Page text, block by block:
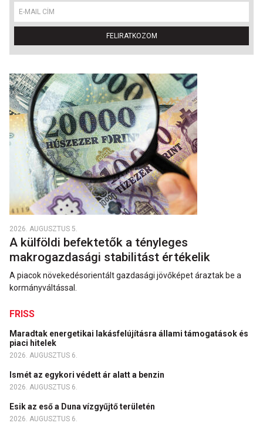
FELIRATKOZOM
2026. AUGUSZTUS 5.
A külföldi befektetők a tényleges
makrogazdasági stabilitást értékelik
A piacok növekedésorientált gazdasági jövőképet áraztak be a
kormányváltással.
FRISS
Maradtak energetikai lakásfelújításra állami támogatások és
piaci hitelek
2026. AUGUSZTUS 6.
Ismét az egykori védett ár alatt a benzin
2026. AUGUSZTUS 6.
Esik az eső a Duna vízgyűjtő területén
2026. AUGUSZTUS 6.